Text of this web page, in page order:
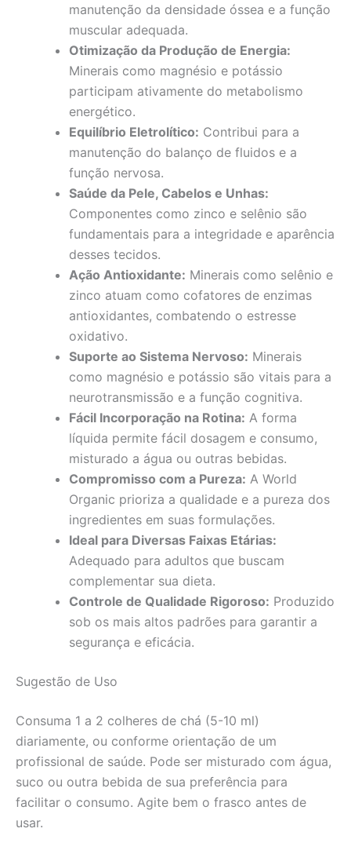
manutenção da densidade óssea e a função
muscular adequada.
Otimização da Produção de Energia:
Minerais como magnésio e potássio
participam ativamente do metabolismo
energético.
Equilíbrio Eletrolítico: Contribui para a
manutenção do balanço de fluidos e a
função nervosa.
Saúde da Pele, Cabelos e Unhas:
Componentes como zinco e selênio são
fundamentais para a integridade e aparência
desses tecidos.
Ação Antioxidante: Minerais como selênio e
zinco atuam como cofatores de enzimas
antioxidantes, combatendo o estresse
oxidativo.
Suporte ao Sistema Nervoso: Minerais
como magnésio e potássio são vitais para a
neurotransmissão e a função cognitiva.
Fácil Incorporação na Rotina: A forma
líquida permite fácil dosagem e consumo,
misturado a água ou outras bebidas.
Compromisso com a Pureza: A World
Organic prioriza a qualidade e a pureza dos
ingredientes em suas formulações.
Ideal para Diversas Faixas Etárias:
Adequado para adultos que buscam
complementar sua dieta.
Controle de Qualidade Rigoroso: Produzido
sob os mais altos padrões para garantir a
segurança e eficácia.
Sugestão de Uso
Consuma 1 a 2 colheres de chá (5-10 ml)
diariamente, ou conforme orientação de um
profissional de saúde. Pode ser misturado com água,
suco ou outra bebida de sua preferência para
facilitar o consumo. Agite bem o frasco antes de
usar.